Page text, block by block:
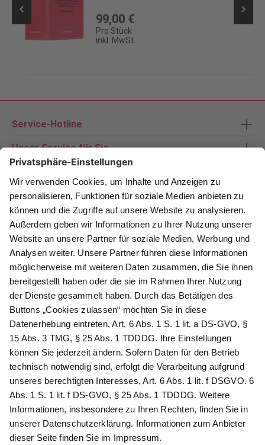
99,00 €
Pro Stück
inkl. MwSt.
Service-Hotline
Unser Service für Sie
Zahlungsarten
Newsletter abonnieren
Als Dankeschön für Ihr D&K Newsletter-Abo
erhalten Sie ein 10 € -Gutschein:
Das sind Ihre Vorteile
@ Newsletter Abonnieren
Wir verarbeiten Ihre Daten gemäß unserer
Datenschutzerklärung .